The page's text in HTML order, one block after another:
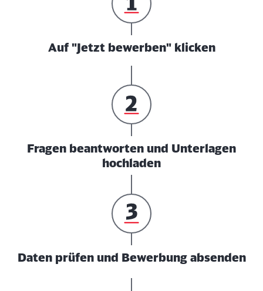
Auf "Jetzt bewerben" klicken
Fragen beantworten und Unterlagen
hochladen
Daten prüfen und Bewerbung absenden